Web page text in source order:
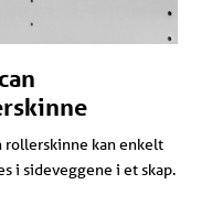
rollerskinne kan enkelt
i sideveggene i et skap.